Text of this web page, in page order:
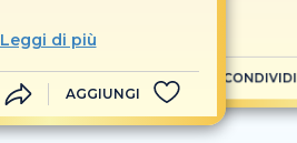
Leggi di più
AGGIUNGI
CONDIVIDI